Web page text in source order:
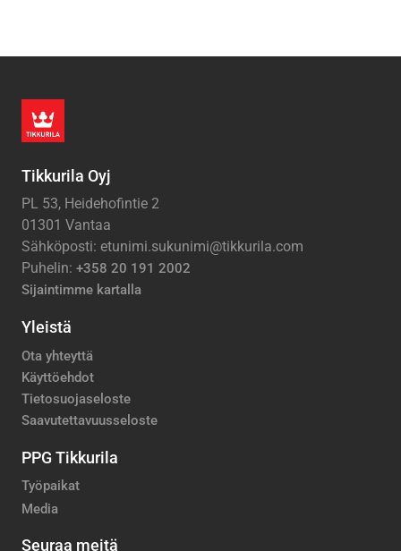
Tikkurila Oyj
PL 53, Heidehofintie 2
01301 Vantaa
Sähköposti: etunimi.sukunimi@tikkurila.com
Puhelin: +358 20 191 2002
Sijaintimme kartalla
Yleistä
Ota yhteyttä
Käyttöehdot
Tietosuojaseloste
Saavutettavuusseloste
PPG Tikkurila
Työpaikat
Media
Seuraa meitä